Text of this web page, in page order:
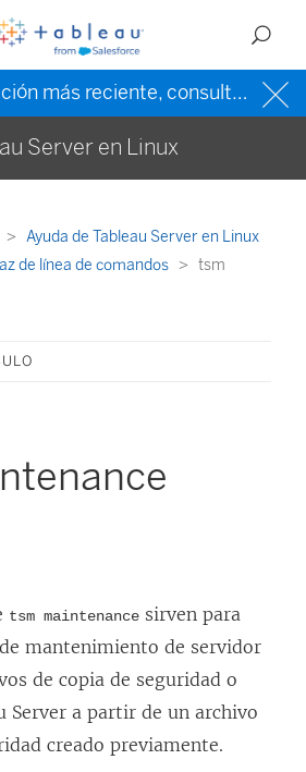
Para ver la información más reciente, consulte la
Server en Linux
Ayuda de Tableau Server en Linux
de línea de comandos
tsm
tsm maintenance sirven para
mantenimiento de servidor
de copia de seguridad o
Server a partir de un archivo
creado previamente.